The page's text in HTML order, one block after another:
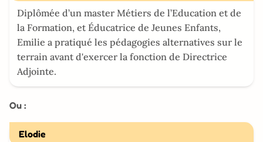
Diplômée d’un master Métiers de l’Education et de
la Formation, et Éducatrice de Jeunes Enfants,
Emilie a pratiqué les pédagogies alternatives sur le
terrain avant d'exercer la fonction de Directrice
Adjointe.
Ou :
Elodie